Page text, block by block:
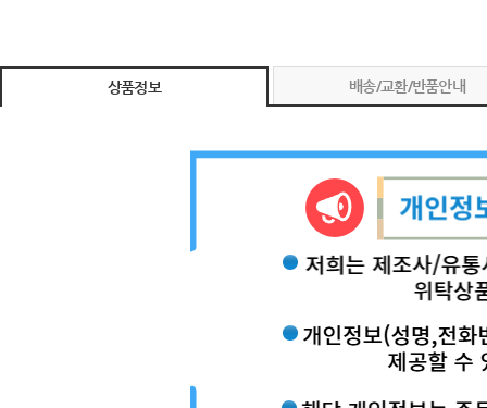
상품정보 배송/교환/반품안내